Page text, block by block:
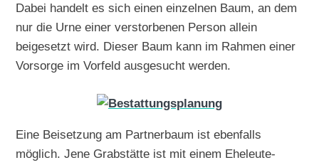
Dabei handelt es sich einen einzelnen Baum, an dem
nur die Urne einer verstorbenen Person allein
beigesetzt wird. Dieser Baum kann im Rahmen einer
Vorsorge im Vorfeld ausgesucht werden.
Eine Beisetzung am Partnerbaum ist ebenfalls
möglich. Jene Grabstätte ist mit einem Eheleute-